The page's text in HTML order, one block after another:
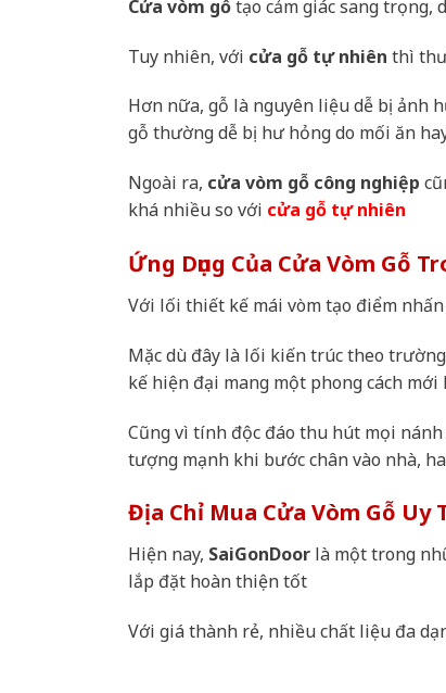
Cửa vòm gỗtạo cảm giác sang trọng,
Tuy nhiên, với cửa gỗ tự nhiên thì
Hơn nữa, gỗ là nguyên liệu dễ bị ảnh
gỗ thường dễ bị hư hỏng do mối ăn
Ngoài ra, cửa vòm gỗ công nghiệp
khá nhiều so với cửa gỗ tự nhiên
Ứng Dụng Của Cửa Vòm Gỗ
Với lối thiết kế mái vòm tạo điểm
Mặc dù đây là lối kiến trúc theo
kế hiện đại mang một phong cách mới
Cũng vì tính độc đáo thu hút mọi
tượng mạnh khi bước chân vào nhà,
Địa Chỉ Mua Cửa Vòm Gỗ Uy
Hiện nay, SaiGonDoor là một trong
lắp đặt hoàn thiện tốt
Với giá thành rẻ, nhiều chất liệu đa